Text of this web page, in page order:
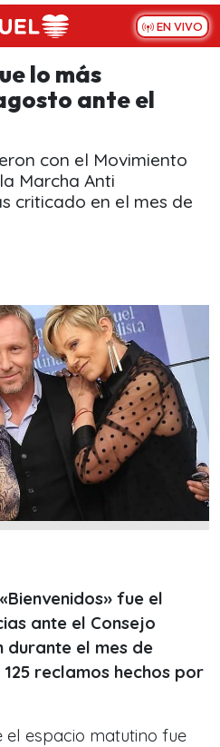
EN VIVO
lo más
ante el
con el Movimiento
Marcha Anti
criticado en el mes de
«Bienvenidos» fue el
ante el Consejo
durante el mes de
reclamos hechos por
el espacio matutino fue